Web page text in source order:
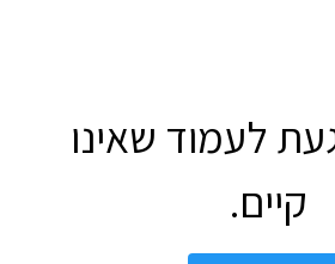
לעמוד שאינו
קיים.